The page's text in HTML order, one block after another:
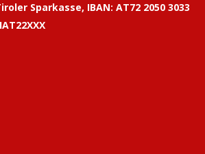
Sparkasse, IBAN: AT72 2050 3033